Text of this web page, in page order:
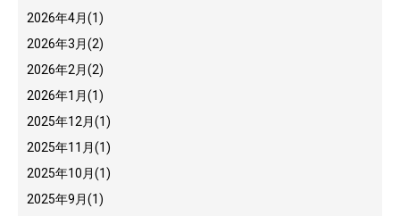
2026年4月(1)
2026年3月(2)
2026年2月(2)
2026年1月(1)
2025年12月(1)
2025年11月(1)
2025年10月(1)
2025年9月(1)